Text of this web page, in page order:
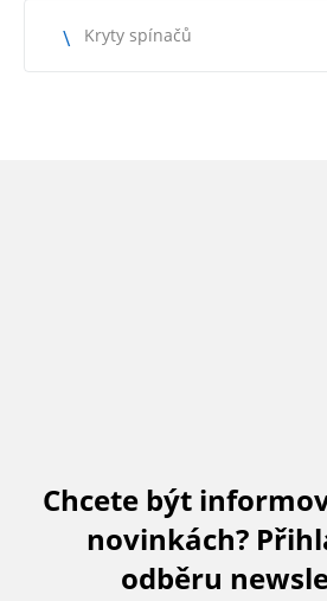
Kryty spínačů
Chcete být
novinkách?
odběru